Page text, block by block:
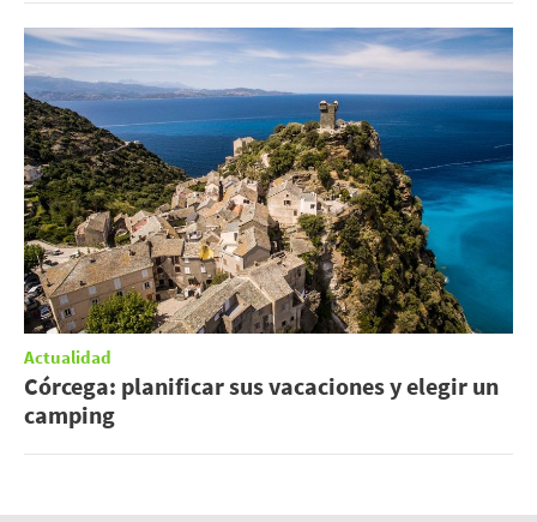
Actualidad
Córcega: planificar sus vacaciones y elegir un
camping